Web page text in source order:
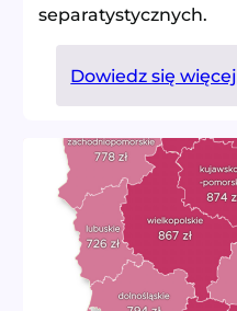
separatystycznych.
Dowiedz się więcej